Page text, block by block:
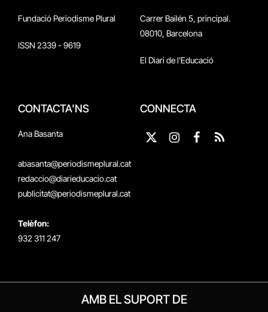
Fundació Periodisme Plural
ISSN 2339 - 9619
Carrer Bailén 5, principal.
08010, Barcelona
El Diari de l'Educació
CONTACTA'NS
Ana Basanta
abasanta@periodismeplural.cat
redaccio@diarieducacio.cat
publicitat@periodismeplural.cat
Telèfon:
932 311 247
CONNECTA
X
Instagram
Facebook
RSS
AMB EL SUPORT DE